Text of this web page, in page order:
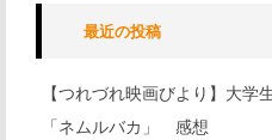
最近の投稿
【つれづれ映画びより】大学
「ネムルバカ」 感想